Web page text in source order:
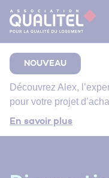
Comment bien
votre salle de bain ?
NOUVEAU
Découvrez Alex,
pour votre projet
En savoir plus